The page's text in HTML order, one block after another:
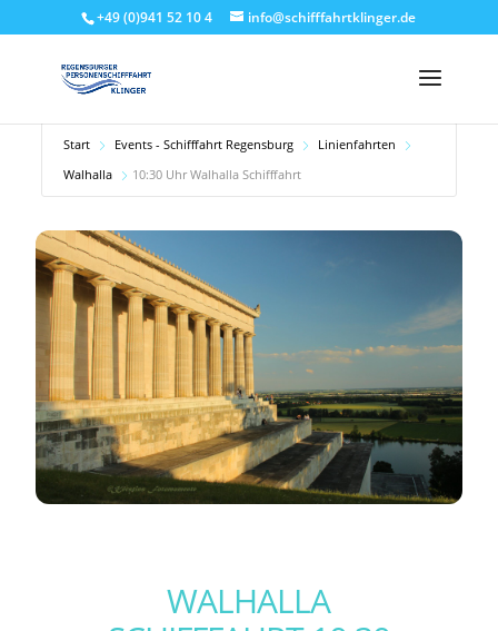
+49 (0)941 52 10 4 info@schifffahrtklinger.de
Start Events - Schifffahrt Regensburg
Linienfahrten
Walhalla
10:30 Uhr Walhalla Schifffahrt
WALHALLA